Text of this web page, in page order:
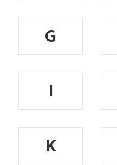
G
I
K